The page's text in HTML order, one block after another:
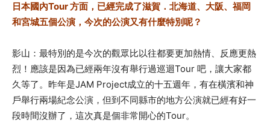
日本國內Tour 方面，已經完成了滋賀．北海道、大阪、福岡
和宮城五個公演，今次的公演又有什麼特別呢？
影山：最特別的是今次的觀眾比以往都要更加熱情、反應更熱
烈！應該是因為已經兩年沒有舉行過巡迴Tour 吧，讓大家都
久等了。昨年是JAM Project成立的十五週年，有在橫濱和神
戶舉行兩場紀念公演，但到不同縣市的地方公演就已經有好一
段時間沒辦了，這次真是個非常開心的Tour。